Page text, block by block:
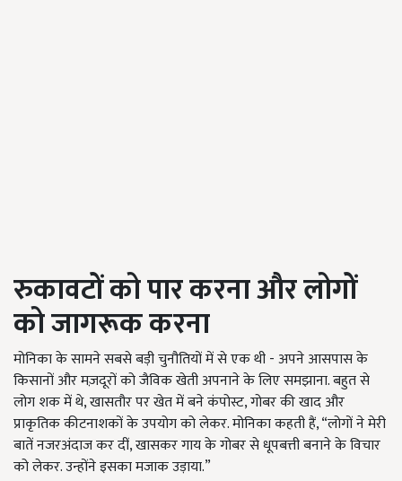
रुकावटों को पार करना और लोगों
को जागरूक करना
मोनिका के सामने सबसे बड़ी चुनौतियों में से एक थी - अपने आसपास के
किसानों और मज़दूरों को जैविक खेती अपनाने के लिए समझाना. बहुत से
लोग शक में थे,खासतौर पर खेत में बने कंपोस्ट,गोबर की खाद और
प्राकृतिक कीटनाशकों के उपयोग को लेकर. मोनिका कहती हैं, “लोगों ने मेरी
बातें नजरअंदाज कर दीं,खासकर गाय के गोबर से धूपबत्ती बनाने के विचार
को लेकर. उन्होंने इसका मजाक उड़ाया.”